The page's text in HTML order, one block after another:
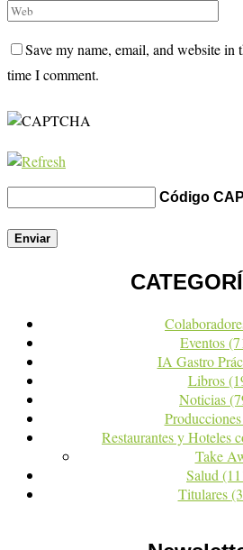
Save my name, email, and website in
time I comment.
Código
Eventos
IA Gastro
Libros
Noticias
Producciones
Restaurantes y Hoteles
Take
Salud
Titulares